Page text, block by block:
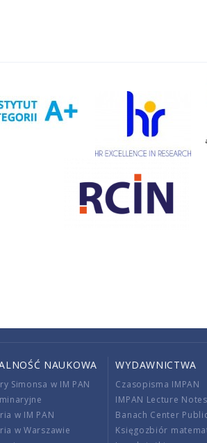
NAUKOWA
Simonsa w IM PAN
w IM PAN
w Warszawie
WYDAWNICTWA
Czasopisma IMPAN
IMPAN Lecture Notes
Banach Center
Księgozbiór